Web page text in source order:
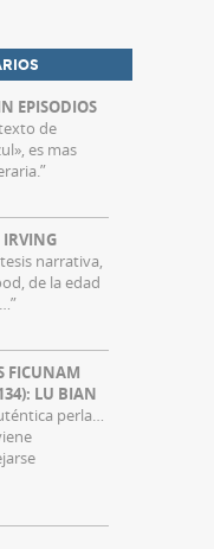
EPISODIOS
de
es mas
”
IRVING
narrativa,
de la edad
”
FICUNAM
LU BIAN
perla…